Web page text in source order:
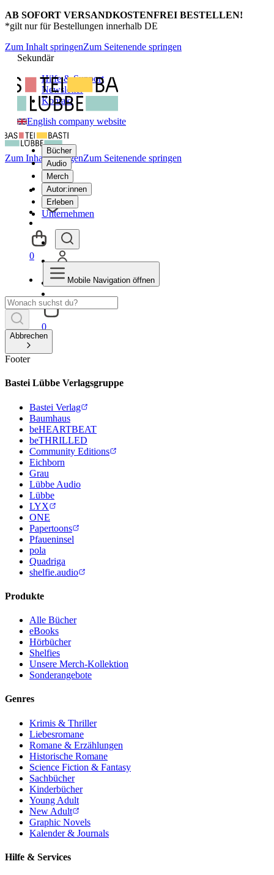
AB SOFORT VERSANDKOSTENFREI BESTELLEN!
*gilt nur für Bestellungen innerhalb DE
Zum Inhalt springenZum Seitenende springen
Sekundär
Hilfe & Support
Newsletter
Kontakt
English company website
Bücher
Audio
Merch
Autor:innen
Erleben
Unternehmen
0
Zum Inhalt springenZum Seitenende springen
0
Mobile Navigation öffnen
Abbrechen
Footer
Bastei Lübbe Verlagsgruppe
Bastei Verlag
Baumhaus
beHEARTBEAT
beTHRILLED
Community Editions
Eichborn
Grau
Lübbe Audio
Lübbe
LYX
ONE
Papertoons
Pfaueninsel
pola
Quadriga
shelfie.audio
Produkte
Alle Bücher
eBooks
Hörbücher
Shelfies
Unsere Merch-Kollektion
Sonderangebote
Genres
Krimis & Thriller
Liebesromane
Romane & Erzählungen
Historische Romane
Science Fiction & Fantasy
Sachbücher
Kinderbücher
Young Adult
New Adult
Graphic Novels
Kalender & Journals
Hilfe & Services